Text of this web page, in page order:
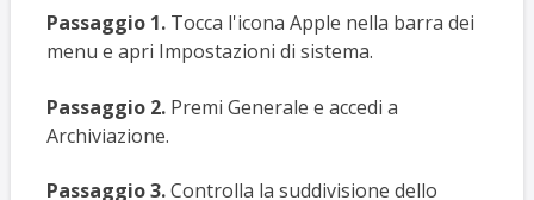
Passaggio 1.Tocca l'icona Apple nella barra dei
menu e apri Impostazioni di sistema.
Passaggio 2.Premi Generale e accedi a
Archiviazione.
Passaggio 3.Controlla la suddivisione dello